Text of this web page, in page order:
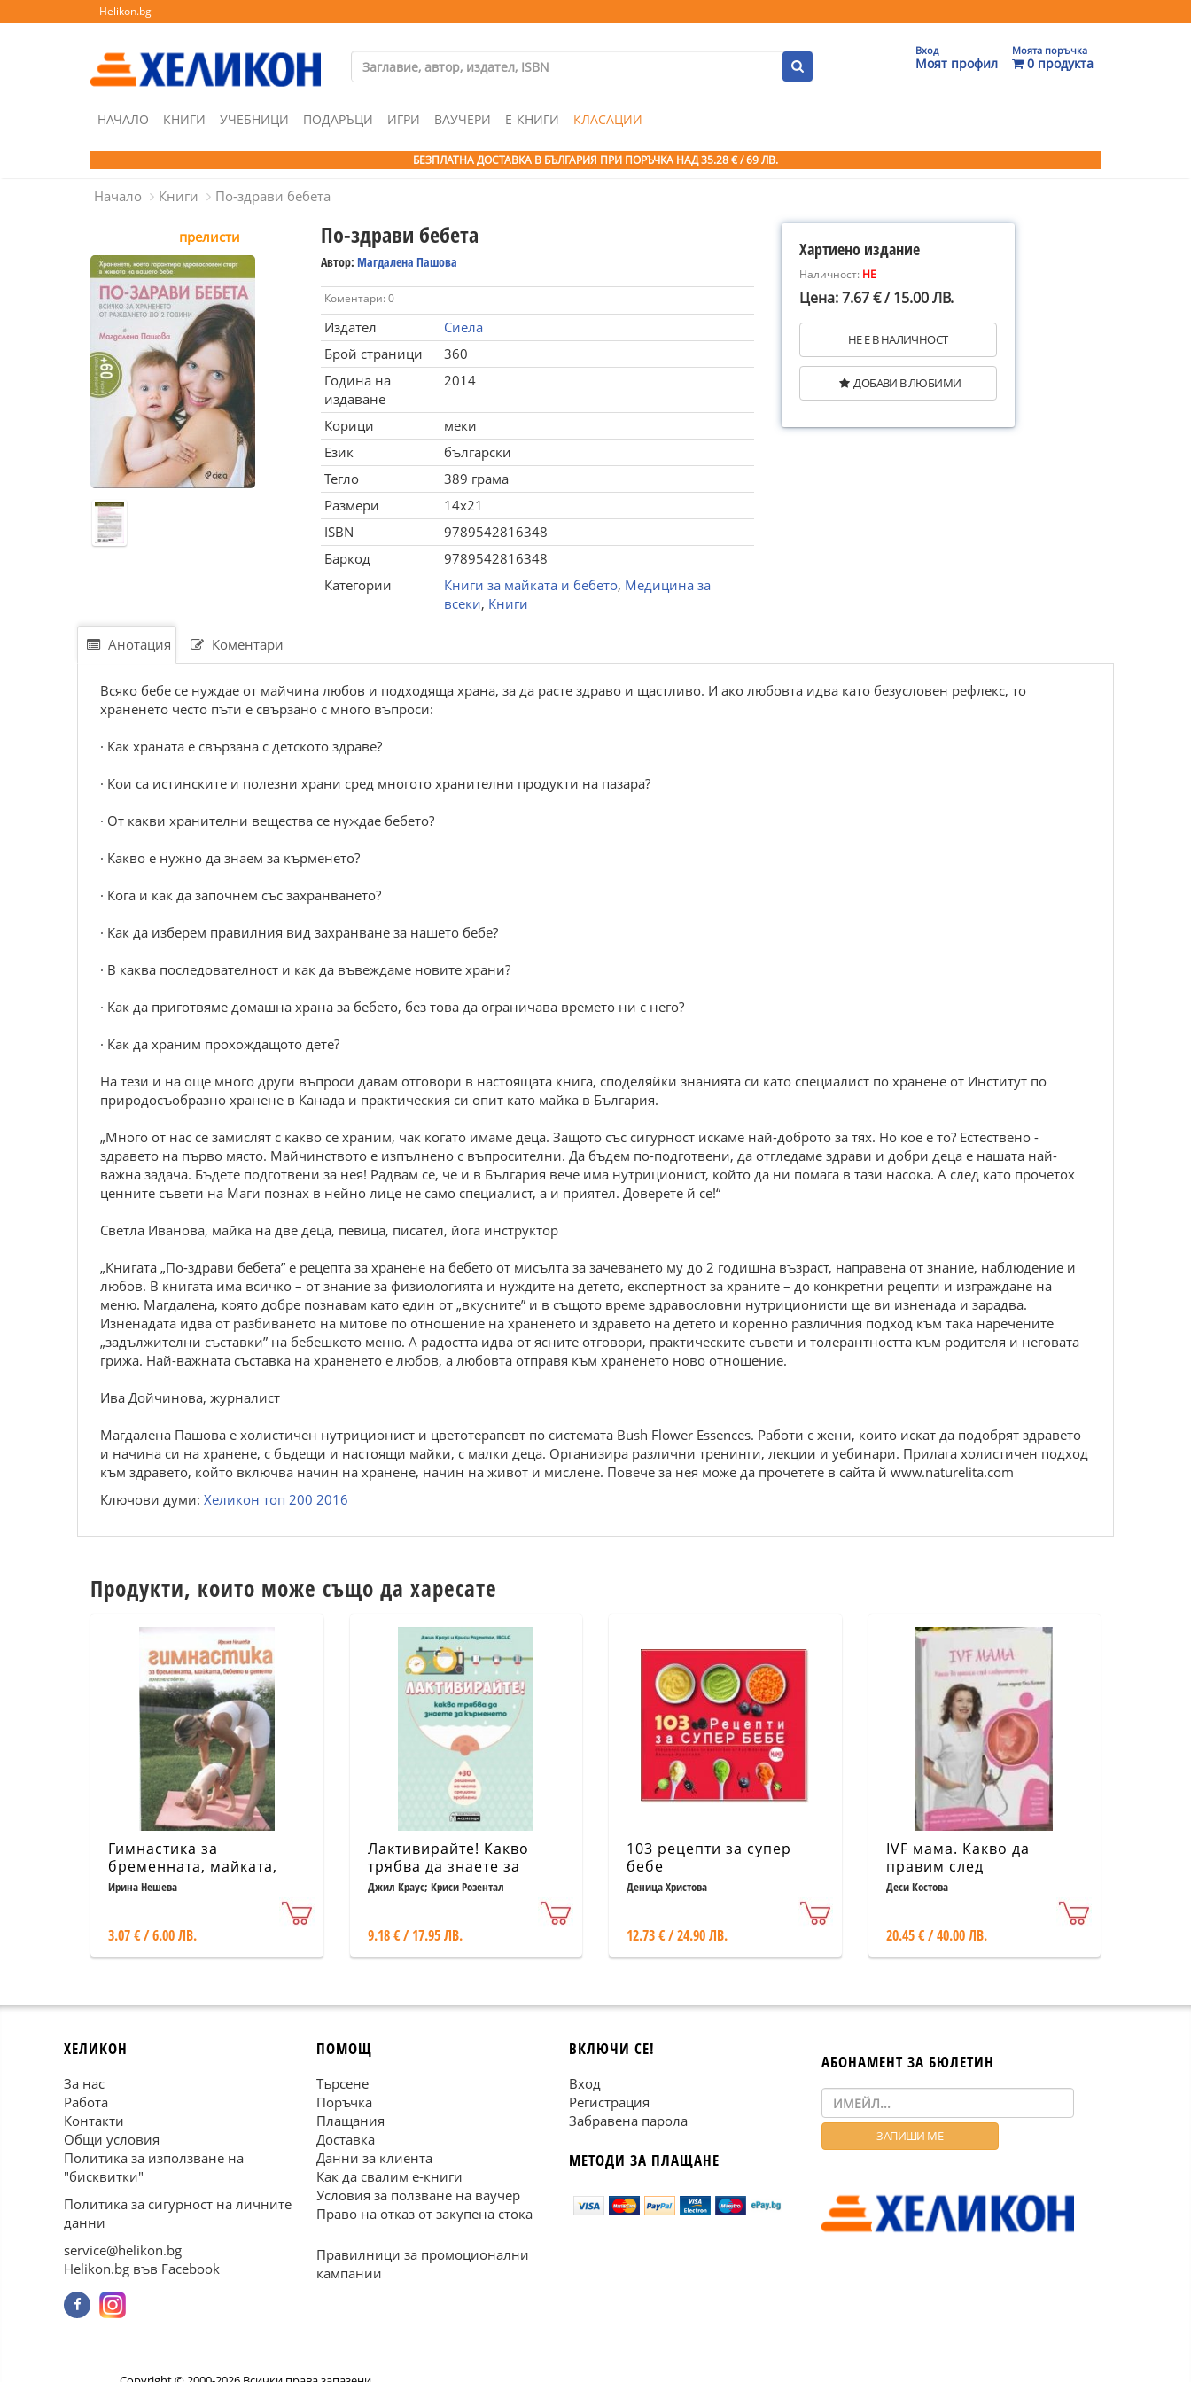
Helikon.bg
Вход
Моят профил
Моята поръчка
0 продукта
НАЧАЛО КНИГИ УЧЕБНИЦИ ПОДАРЪЦИ ИГРИ ВАУЧЕРИ Е-КНИГИ КЛАСАЦИИ
БЕЗПЛАТНА ДОСТАВКА В БЪЛГАРИЯ ПРИ ПОРЪЧКА НАД 35.28 € / 69 ЛВ.
Начало Книги По-здрави бебета
прелисти По-здрави бебета
Автор: Магдалена Пашова
Коментари: 0
Издател
Сиела
Брой страници
360
Година на
издаване
2014
Корици
меки
Език
български
Тегло
389 грама
Размери
14x21
ISBN
9789542816348
Баркод
9789542816348
Категории
Книги за майката и бебето, Медицина за
всеки, Книги
Хартиено издание
Наличност: НЕ
Цена: 7.67 € / 15.00 ЛВ.
НЕ Е В НАЛИЧНОСТ
ДОБАВИ В ЛЮБИМИ
Анотация Коментари
Всяко бебе се нуждае от майчина любов и подходяща храна, за да расте здраво и щастливо. И ако любовта идва като безусловен рефлекс, то
храненето често пъти е свързано с много въпроси:
· Как храната е свързана с детското здраве?
· Кои са истинските и полезни храни сред многото хранителни продукти на пазара?
· От какви хранителни вещества се нуждае бебето?
· Какво е нужно да знаем за кърменето?
· Кога и как да започнем със захранването?
· Как да изберем правилния вид захранване за нашето бебе?
· В каква последователност и как да въвеждаме новите храни?
· Как да приготвяме домашна храна за бебето, без това да ограничава времето ни с него?
· Как да храним прохождащото дете?
На тези и на още много други въпроси давам отговори в настоящата книга, споделяйки знанията си като специалист по хранене от Институт по
природосъобразно хранене в Канада и практическия си опит като майка в България.
„Много от нас се замислят с какво се храним, чак когато имаме деца. Защото със сигурност искаме най-доброто за тях. Но кое е то? Естествено -
здравето на първо място. Майчинството е изпълнено с въпросителни. Да бъдем по-подготвени, да отгледаме здрави и добри деца е нашата най-
важна задача. Бъдете подготвени за нея! Радвам се, че и в България вече има нутриционист, който да ни помага в тази насока. А след като прочетох
ценните съвети на Маги познах в нейно лице не само специалист, а и приятел. Доверете й се!“
Светла Иванова, майка на две деца, певица, писател, йога инструктор
„Книгата „По-здрави бебета” е рецепта за хранене на бебето от мисълта за зачеването му до 2 годишна възраст, направена от знание, наблюдение и
любов. В книгата има всичко – от знание за физиологията и нуждите на детето, експертност за храните – до конкретни рецепти и изграждане на
меню. Магдалена, която добре познавам като един от „вкусните” и в същото време здравословни нутриционисти ще ви изненада и зарадва.
Изненадата идва от разбиването на митове по отношение на храненето и здравето на детето и коренно различния подход към така наречените
„задължителни съставки” на бебешкото меню. А радостта идва от ясните отговори, практическите съвети и толерантността към родителя и неговата
грижа. Най-важната съставка на храненето е любов, а любовта отправя към храненето ново отношение.
Ива Дойчинова, журналист
Магдалена Пашова е холистичен нутриционист и цветотерапевт по системата Bush Flower Essences. Работи с жени, които искат да подобрят здравето
и начина си на хранене, с бъдещи и настоящи майки, с малки деца. Организира различни тренинги, лекции и уебинари. Прилага холистичен подход
към здравето, който включва начин на хранене, начин на живот и мислене. Повече за нея може да прочетете в сайта й www.naturelita.com
Ключови думи: Хеликон топ 200 2016
Продукти, които може също да харесате
Гимнастика за
бременната, майката,
бебето и детето.
Ирина Нешева
3.07 € / 6.00 ЛВ.
Лактивирайте! Какво
трябва да знаете за
кърменето
Джил Краус; Криси Розентал
9.18 € / 17.95 ЛВ.
103 рецепти за супер
бебе
Деница Христова
12.73 € / 24.90 ЛВ.
IVF мама. Какво да
правим след
ембриотрансфер
Деси Костова
20.45 € / 40.00 ЛВ.
ХЕЛИКОН
За нас
Работа
Контакти
Общи условия
Политика за използване на
"бисквитки"
Политика за сигурност на личните
данни
service@helikon.bg
Helikon.bg във Facebook
ПОМОЩ
Търсене
Поръчка
Плащания
Доставка
Данни за клиента
Как да свалим е-книги
Условия за ползване на ваучер
Право на отказ от закупена стока
Правилници за промоционални
кампании
ВКЛЮЧИ СЕ!
Вход
Регистрация
Забравена парола
МЕТОДИ ЗА ПЛАЩАНЕ
АБОНАМЕНТ ЗА БЮЛЕТИН